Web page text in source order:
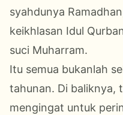
syahdunya
keikhlasan Idul
suci Muharram.
Itu semua bukanlah
tahunan. Di baliknya,
mengingat untuk